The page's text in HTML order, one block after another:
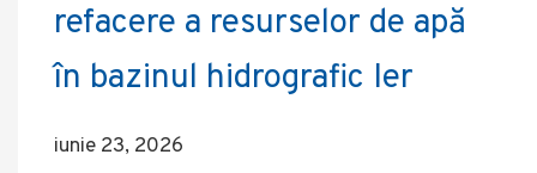
refacere a resurselor de apă
în bazinul hidrografic Ier
iunie 23, 2026